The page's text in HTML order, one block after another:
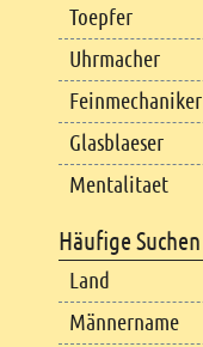
Toepfer
Uhrmacher
Feinmechaniker
Glasblaeser
Mentalitaet
Häufige Suchen
Land
Männername